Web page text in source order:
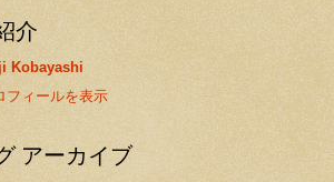
介
Kobayashi
フィールを表示
アーカイブ